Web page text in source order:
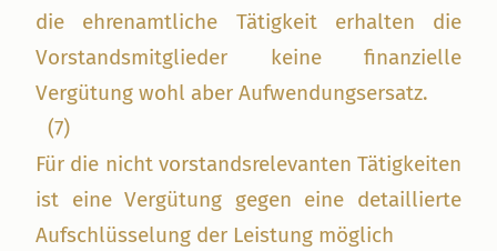
die ehrenamtliche Tätigkeit erhalten die
Vorstandsmitglieder keine finanzielle
Vergütung wohl aber Aufwendungsersatz.
(7)
Für die nicht vorstandsrelevanten Tätigkeiten
ist eine Vergütung gegen eine detaillierte
Aufschlüsselung der Leistung möglich